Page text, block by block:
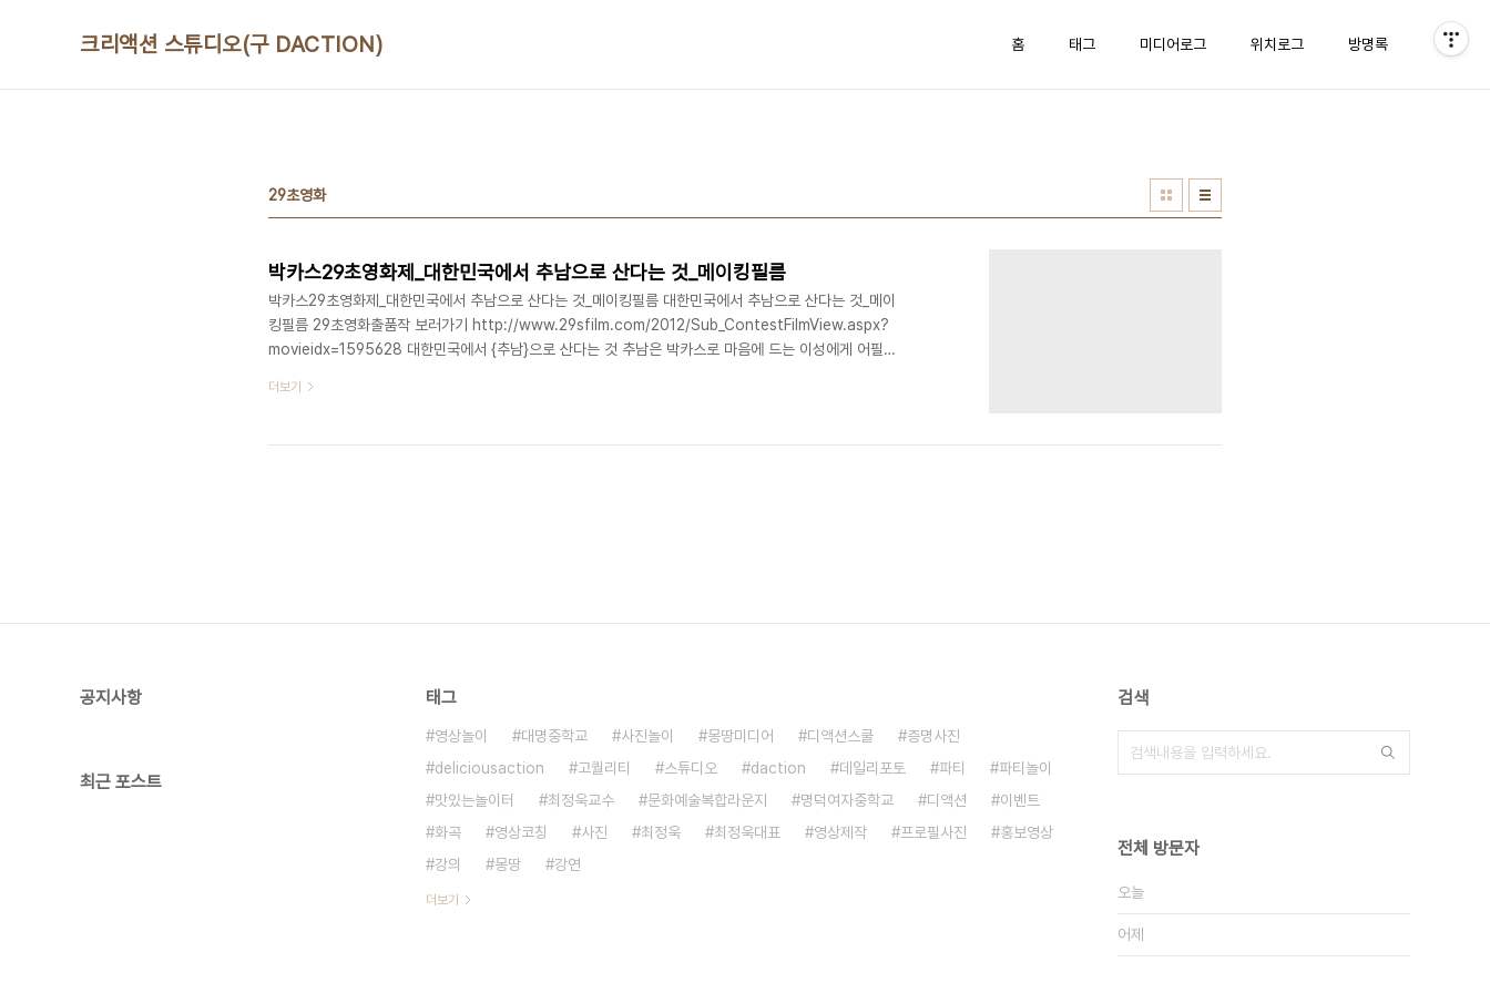
크리액션 스튜디오(구 DACTION) 홈 태그 미디어로그 위치로그 방명록
29초영화
박카스29초영화제_대한민국에서 추남으로 산다는 것_메이킹필름
박카스29초영화제_대한민국에서 추남으로 산다는 것_메이킹필름 대한민국에서 추남으로 산다는 것_메이
킹필름 29초영화출품작 보러가기 http://www.29sfilm.com/2012/Sub_ContestFilmView.aspx?
movieidx=1595628 대한민국에서 {추남}으로 산다는 것 추남은 박카스로 마음에 드는 이성에게 어필도
싸대기... 그리고 집에 돌아와서 어머니께 박카스를 드렸는데... 추남도 부모님께는 하나뿐인 멋진 아들이었
드립니다. ^^ [책임] 최정욱 교수 [연출]: 유경필 [조연출]..
더보기
공지사항
최근 포스트
태그
영상놀이 대명중학교 사진놀이 몽땅미디어 디액션스쿨
증명사진
deliciousaction
고퀄리티 스튜디오 daction 데일리포토 파티
파티놀이
맛있는놀이터
최정욱교수 문화예술복합라운지 명덕여자중학교 디액션
이벤트
화곡
영상코칭 사진 최정욱 최정욱대표 영상제작 프로필사진
홍보영상
강의
몽땅 강연
더보기
검색
전체 방문자
오늘
어제